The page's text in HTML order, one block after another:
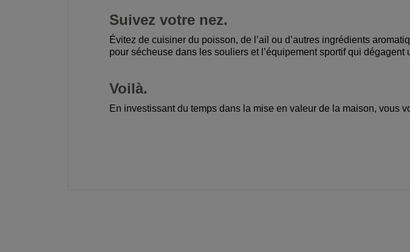
Suivez votre nez.
Évitez de cuisiner du poisson, de l’ail ou d’autres ingrédients
pour sécheuse dans les souliers et l’équipement sportif qui dégagent
Voilà.
En investissant du temps dans la mise en valeur de la maison, vous